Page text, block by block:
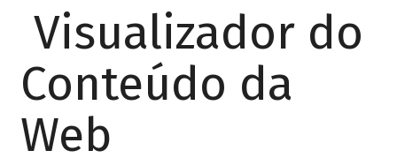
Visualizador do
Conteúdo da
Web